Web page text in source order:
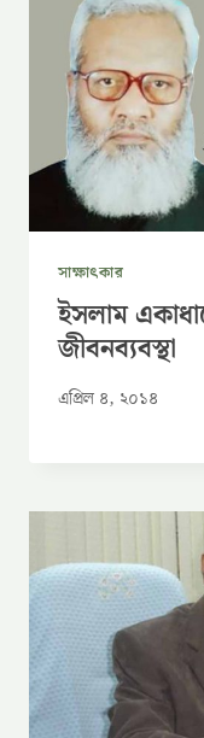
সাক্ষাৎকার
ইসলাম
জীবনব্যবস্থা
এপ্রিল ৪, ২০১৪